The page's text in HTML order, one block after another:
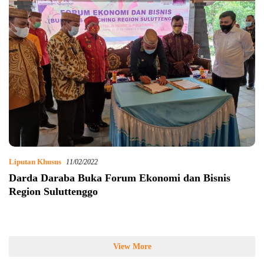
Liputan Khusus 11/02/2022
Darda Daraba Buka Forum Ekonomi dan Bisnis
Region Suluttenggo
View More